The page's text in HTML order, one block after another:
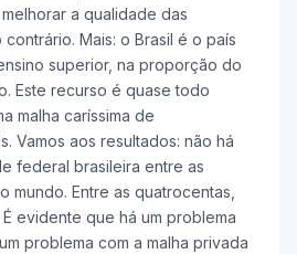
a qualidade das
Mais: o Brasil é o país
superior, na proporção do
Este recurso é quase todo
malha caríssima de
Vamos aos resultados: não há
federal brasileira entre as
mundo. Entre as quatrocentas,
É evidente que há um problema
problema com a malha privada